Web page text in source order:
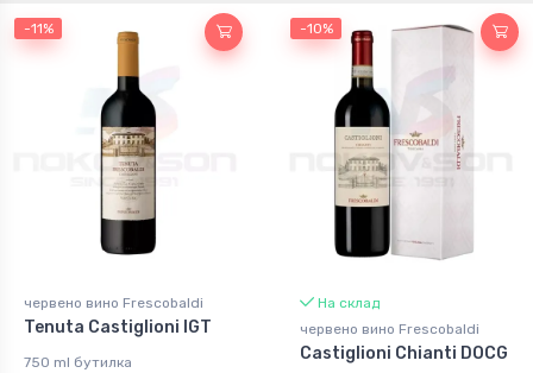
-11%
червено вино Frescobaldi
Tenuta Castiglioni IGT
750 ml бутилка
-10%
На склад
червено вино Frescobaldi
Castiglioni Chianti DOCG